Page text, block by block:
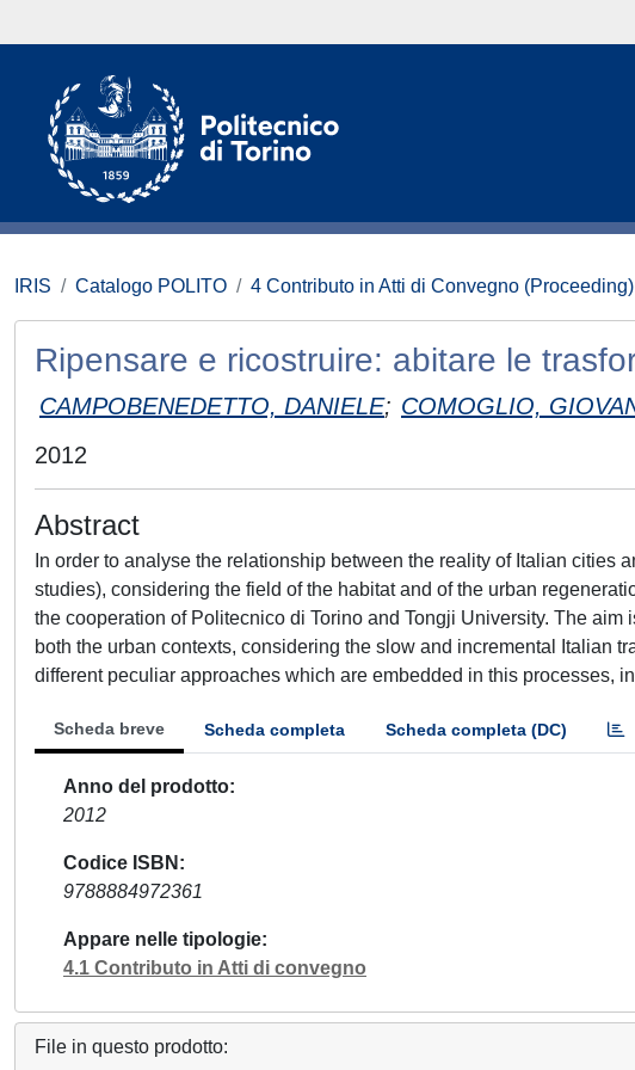
IRIS Catalogo POLITO 4 Contributo in Atti di Convegno (Proceeding)
Ripensare e ricostruire: abitare le
CAMPOBENEDETTO, DANIELE; COMOGLIO,
2012
Abstract
In order to analyse the relationship between the reality of Italian cities
studies), considering the field of the habitat and of the urban
the cooperation of Politecnico di Torino and Tongji University. The
both the urban contexts, considering the slow and incremental Italian
different peculiar approaches which are embedded in this processes,
Scheda breve Scheda completa Scheda completa (DC)
Anno del prodotto
2012
Codice ISBN
9788884972361
Appare nelle tipologie
4.1 Contributo in Atti di convegno
File in questo prodotto: